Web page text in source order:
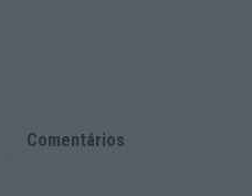
Comentários